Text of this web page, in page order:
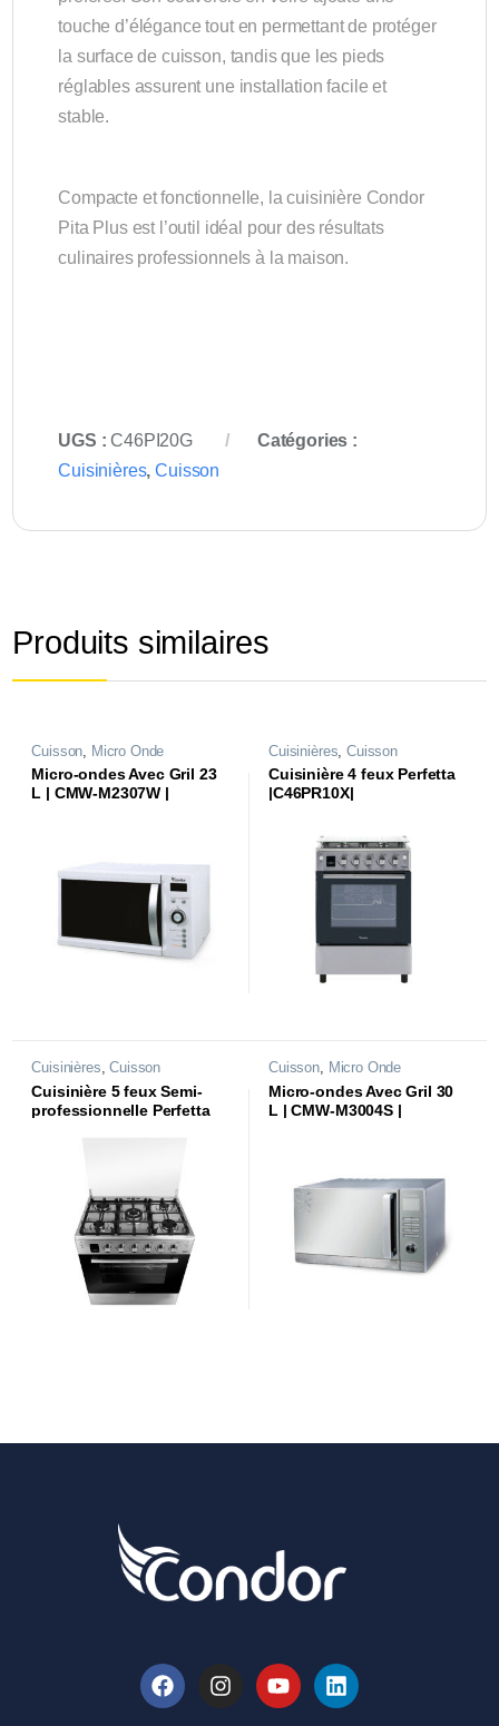
touche d’élégance tout en permettant de protéger
la surface de cuisson, tandis que les pieds
réglables assurent une installation facile et
stable.
Compacte et fonctionnelle, la cuisinière Condor
Pita Plus est l’outil idéal pour des résultats
culinaires professionnels à la maison.
UGS :C46PI20G
Catégories :
Cuisinières,Cuisson
Produits similaires
Cuisson
Micro Onde
Micro-ondes Avec Gril 23
L | CMW-M2307W |
Cuisinières ,Cuisson
Cuisinière 4 feux Perfetta
|C46PR10X|
Cuisinières,Cuisson
Cuisinière 5 feux Semi-
professionnelle Perfetta
Cuisson, Micro Onde
Micro-ondes Avec Gril 30
L | CMW-M3004S |